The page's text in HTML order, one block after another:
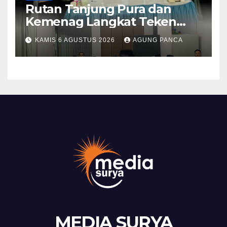
Rutan Tanjung Pura dan
Kemenag Langkat Teken
PKS Pembinaan Kerohanian
Warga Binaan
KAMIS 6 AGUSTUS 2026 AGUNG PANCA
MEDIA SURYA